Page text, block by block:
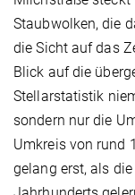
Staubwolken, die
die Sicht auf das
Blick auf die
Stellarstatistik
sondern nur die
Umkreis von rund
gelang erst, als